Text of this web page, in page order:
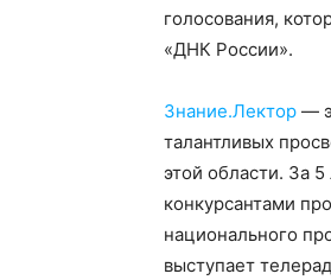
голосования,
«ДНК России».
Знание.Лектор —
талантливых
этой области. За
конкурсантами
национального
выступает